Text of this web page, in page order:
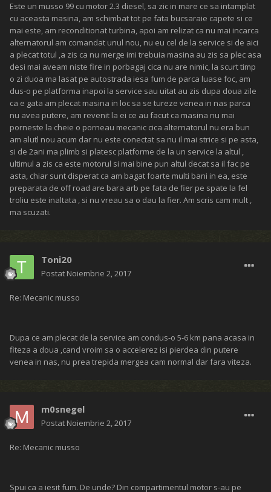
Este un musso 99 cu motor 2.3 diesel, sa zic in mare ce sa intamplat
cu aceasta masina, am schimbat tot pe fata bucsaraie capete si ce
mai este, am reconditionat turbina, apoi am relizat ca nu mai incarca
alternatorul am comandat unul nou, nu eu cel de la service si de aici
a plecat totul ,a zis ca nu merge imi trebuia masina au zis sa plec asa
desi mai aveam niste fire in porbagaj cica nu are nimic, la scurt timp
o zi duoa ma lasat pe autostrada iesa fum de parca luase foc, am
dus-o pe platforma inapoi la service sau uitat au zis dupa doua zile
ca e gata am plecat masina in loc sa se tureze venea in nas parca
nu avea putere, am revenit la ei ce au facut ca masina nu mai
porneste la cheie o porneau mecanic cica alternatorul nu era bun
am alutl nou acum dar nu este conectat sa nu il mai strice si pe asta,
si de 2ani ma plimb si platesc platforme de la un service la altul ,
ultimul a zis ca este motorul si mai bine pun altul decat sa il fac pe
asta, chiar sunt disperat ca am bagat foarte multi bani in ea, este
preparata de off road are bara arb pe fata de fier pe spate la fel
troliu este inaltata , si nu vreau sa o dau la fier. Am scris cam mult ,
ma scuzati.
Toni20
Postat Noiembrie 2, 2017
Re: Mecanic musso
Dupa ce am plecat de la service am condus-o 5-6 km pana acasa in
fiteza a doua ,cand vroim sa o accelerez isi pierdea din putere
venea in nas, nu prea trepida mergea cam normal dar fara viteza.
m0snegel
Postat Noiembrie 2, 2017
Re: Mecanic musso
Spui ca a iesit fum. De unde? Din compartimentul motor s-au pe